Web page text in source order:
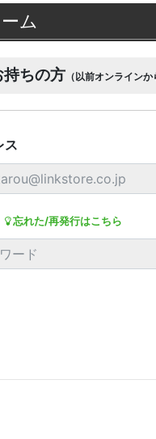
ム
ちの方 （以前オンライン
ス
忘れた/再発行はこちら